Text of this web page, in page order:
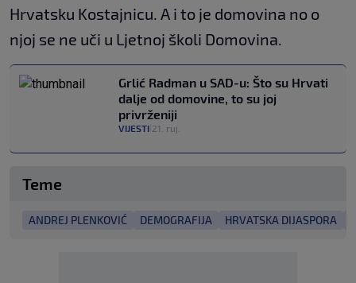
Hrvatsku Kostajnicu. A i to je domovina no o
njoj se ne uči u Ljetnoj školi Domovina.
Grlić Radman u SAD-u: Što su Hrvati
dalje od domovine, to su joj
privrženiji
VIJESTI 21. ruj.
Teme
ANDREJ PLENKOVIĆ DEMOGRAFIJA HRVATSKA DIJASPORA